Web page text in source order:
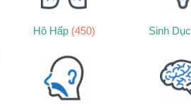
Hô Hấp (450) Sinh Dục